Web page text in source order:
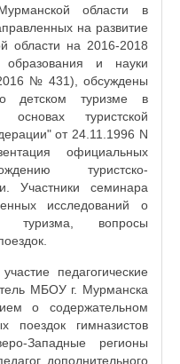
области в
на развитие
области на 2016-2018
и науки
№ 431), обсуждены
детском туризме в
туристской
от 24.11.1996 N
официальных
туристско-
Участники семинара
исследований о
туризма, вопросы
педагогические
МБОУ г. Мурманска
о содержательном
поездок гимназистов
Западные регионы
дополнительного